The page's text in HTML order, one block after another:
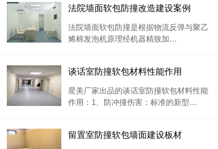
法院墙面软包防撞改造建设案例
法院墙面软包防撞是根据物流反弹与聚乙
烯棉发泡机原理经机器精致加…
谈话室防撞软包材料性能作用
星美厂家出品的谈话室防撞软包材料性能
作用：1、防冲撞伤害：标准的新型…
留置室防撞软包墙面建设板材